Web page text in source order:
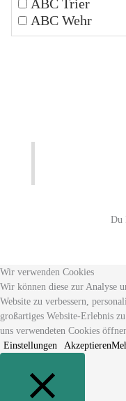
ABC Trier
ABC Wehr
Du
Wir verwenden Cookies
Wir können diese zur Analyse
Website zu verbessern,
großartiges Website-Erlebnis
uns verwendeten Cookies
Einstellungen
Akzeptieren